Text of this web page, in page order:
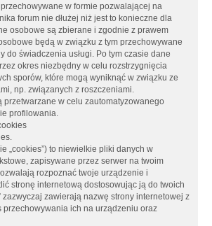
w formie pozwalającej na
forum nie dłużej niż jest to konieczne dla
osobowe są zbierane i zgodnie z prawem
będą w związku z tym przechowywane
do świadczenia usługi. Po tym czasie dane
okres niezbędny w celu rozstrzygnięcia
sporów, które mogą wyniknąć w związku ze
np. związanych z roszczeniami.
przetwarzane w celu zautomatyzowanego
profilowania.
„cookies”) to niewielkie pliki danych w
zapisywane przez serwer na twoim
rozpoznać twoje urządzenie i
stronę internetową dostosowując ją do twoich
zazwyczaj zawierają nazwę strony internetowej z
przechowywania ich na urządzeniu oraz